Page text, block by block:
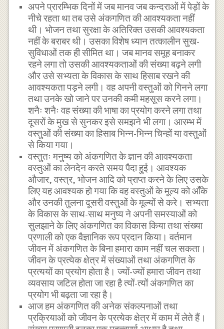
अपने प्रारम्भिक दिनों में जब मानव जब कन्दराओं में पेड़ों के
नीचे रहता था तब उसे अंकगणित की आवश्यकता नहीं
थी। भोजन तथा सुरक्षा के अतिरिक्त उसकी आवश्यकता
नहीं के बराबर थी। उसका विशेष ध्यान तत्कालीन सुख-
सुविधाओं तक ही सीमित था। जब मानव समूह बनाकर
रहने लगा तो उसकी आवश्यकताओं की संख्या बढ़ने लगी
और उसे सभ्यता के विकास के साथ हिसाब रखने की
आवश्यकता पड़ने लगी। वह अपनी वस्तुओं को गिनने लगा
तथा उनके खो जाने पर उनकी कमी महसूस करने लगा।
शनैः शनैः वह संख्या की भाषा का प्रयोग करने लगा तथा
दूसरों के मुख से सुनकर इसे समझने भी लगा। आरम्भ में
वस्तुओं की संख्या का हिसाब भिन्न-भिन्न चिन्हों या वस्तुओं
से किया गया।
वस्तुतः मनुष्य को अंकगणित के ज्ञान की आवश्यकता
वस्तुओं का लेनदेन करते समय पैदा हुई। आवश्यक
औजार, वस्त्र, भोजन आदि को प्राप्त करने के लिए उसके
लिए यह आवश्यक हो गया कि वह वस्तुओं के मूल्य को आँके
और उनकी तुलना दूसरी वस्तुओं के मूल्यों से करे। सभ्यता
के विकास के साथ-साथ मनुष्य ने अपनी समस्याओं को
सुलझाने के लिए अंकगणित का विकास किया तथा संख्या
प्रणाली को एक वैज्ञानिक रूप प्रदान किया। वर्तमान
जीवन में अंकगणित के बिना हमारा काम नहीं चल सकता।
जीवन के प्रत्येक क्षेत्र में संख्याओं तथा अंकगणित के
प्रत्ययों का प्रयोग होता है। ज्यों-ज्यों हमारा जीवन तथा
व्यवसाय जटिल होता जा रहा है त्यों-त्यों अंकगणित का
प्रयोग भी बढ़ता जा रहा है।
आज हम अंकगणित की अनेक संकल्पनाओं तथा
प्रक्रियाओं को जीवन के प्रत्येक क्षेत्र में काम में लेते हैं।